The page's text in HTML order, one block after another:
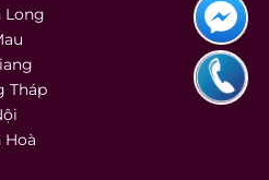
Long
Tháp
Hoà